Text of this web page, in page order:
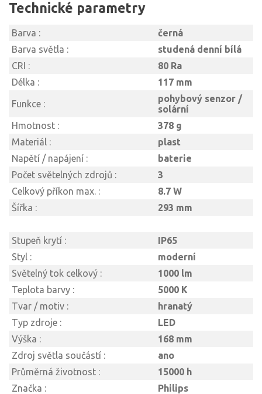
Technické parametry
Barva :
černá
Barva světla :
studená denní bílá
CRI :
80 Ra
Délka :
117 mm
Funkce :
pohybový senzor /
solární
Hmotnost :
378 g
Materiál :
plast
Napětí / napájení :
baterie
Počet světelných zdrojů :
3
Celkový příkon max. :
8.7 W
Šířka :
293 mm
Stupeň krytí :
IP65
Styl :
moderní
Světelný tok celkový :
1000 lm
Teplota barvy :
5000 K
Tvar / motiv :
hranatý
Typ zdroje :
LED
Výška :
168 mm
Zdroj světla součástí :
ano
Průměrná životnost :
15000 h
Značka :
Philips